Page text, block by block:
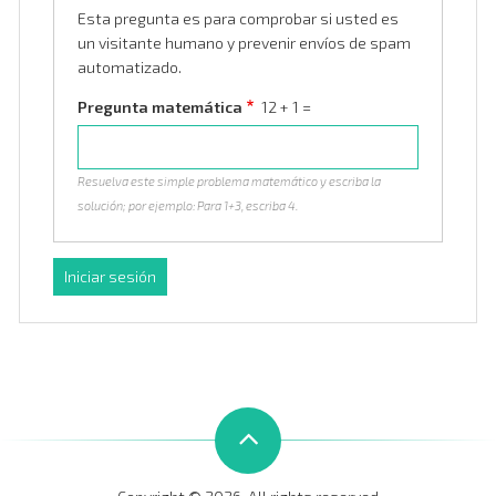
Esta pregunta es para comprobar si usted es
un visitante humano y prevenir envíos de spam
automatizado.
Pregunta matemática 12 + 1 =
Resuelva este simple problema matemático y escriba la
solución; por ejemplo: Para 1+3, escriba 4.